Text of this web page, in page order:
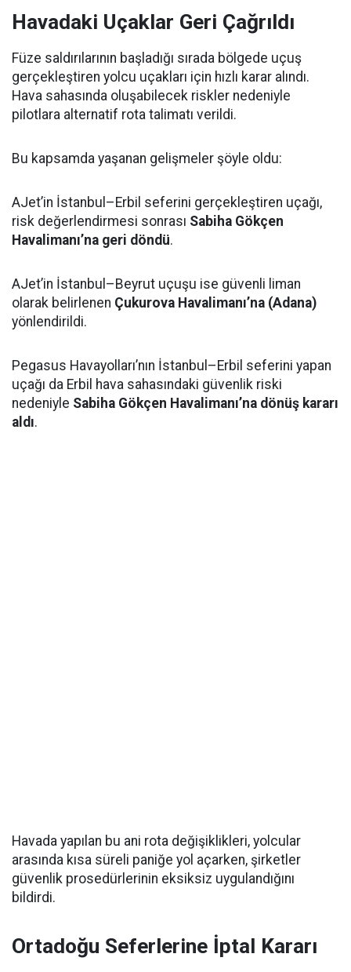
Havadaki Uçaklar Geri Çağrıldı
Füze saldırılarının başladığı sırada bölgede uçuş
gerçekleştiren yolcu uçakları için hızlı karar alındı.
Hava sahasında oluşabilecek riskler nedeniyle
pilotlara alternatif rota talimatı verildi.
Bu kapsamda yaşanan gelişmeler şöyle oldu:
AJet’in İstanbul–Erbil seferini gerçekleştiren uçağı,
risk değerlendirmesi sonrası Sabiha Gökçen
Havalimanı’na geri döndü.
AJet’in İstanbul–Beyrut uçuşu ise güvenli liman
olarak belirlenen Çukurova Havalimanı’na (Adana)
yönlendirildi.
Pegasus Havayolları’nın İstanbul–Erbil seferini yapan
uçağı da Erbil hava sahasındaki güvenlik riski
nedeniyle Sabiha Gökçen Havalimanı’na dönüş kararı
aldı.
Havada yapılan bu ani rota değişiklikleri, yolcular
arasında kısa süreli paniğe yol açarken, şirketler
güvenlik prosedürlerinin eksiksiz uygulandığını
bildirdi.
Ortadoğu Seferlerine İptal Kararı